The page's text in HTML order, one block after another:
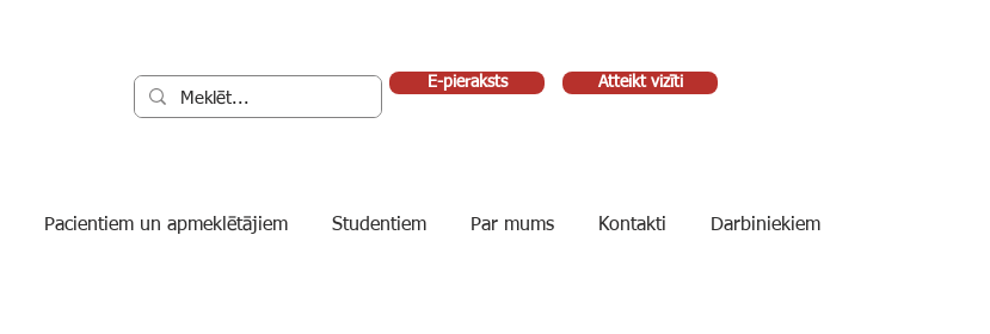
E-pieraksts Atteikt vizīti
Pacientiem un apmeklētājiem Studentiem Par mums Kontakti Darbiniekiem